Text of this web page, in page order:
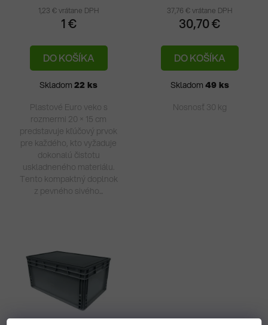
1,23 € vrátane DPH
1 €
DO KOŠÍKA
Skladom 22 ks
Plastové Euro veko s
rozmermi 20 × 15 cm
predstavuje kľúčový prvok
pre každého, kto vyžaduje
dokonalú čistotu
uskladneného materiálu.
Tento kompaktný doplnok
z pevného sivého...
37,76 € vrátane DPH
30,70 €
DO KOŠÍKA
Skladom 49 ks
Nosnosť 30 kg